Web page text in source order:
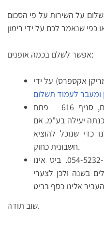
על השירות על פי הסכום
אפשר לשלם בכמה אופנים:
אקספרס) על ידי
ומעבר לעמוד תשלום
בהעברה בנקאית לבנק הפועלים, סניף 616 – פתח
על שם משכנתה יעילה בע"מ. אם
כדי שנוכל להוציא
חשבונית כחוק.
באמצעות פייבוקס למספר 054-5232-799. ביט אינו
מעל 50,000 שקלים בשנה ולכן לצערי
שוב תודה.